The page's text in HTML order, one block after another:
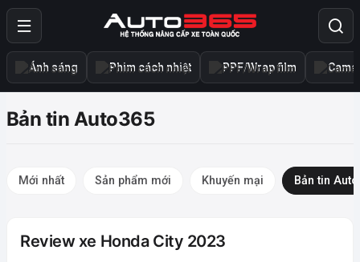
Ánh sáng Phim cách nhiệt PPF/Wrap film
Bản tin Auto365
Mới nhất Sản phẩm mới Khuyến mại Bản tin
Review xe Honda City 2023